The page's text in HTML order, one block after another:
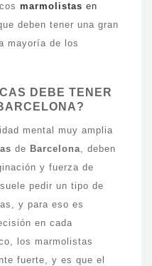
marmolistas en
deben tener una gran
mayoría de los
DEBE TENER
mental muy amplia
de Barcelona, deben
y fuerza de
pedir un tipo de
y para eso es
en cada
los marmolistas
fuerte, y es que el